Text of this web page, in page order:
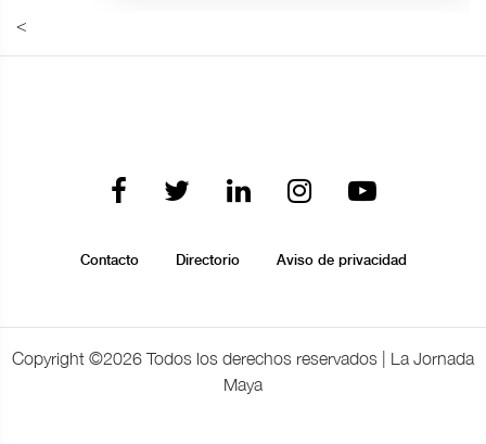
<
Contacto Directorio Aviso de privacidad
Copyright ©2026 Todos los derechos reservados | La Jornada
Maya